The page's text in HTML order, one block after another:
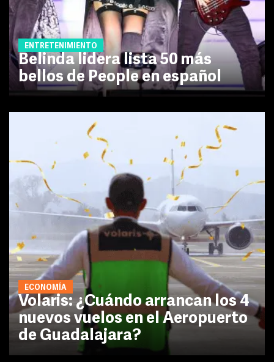
ENTRETENIMIENTO
Belinda lidera lista 50 más
bellos de People en español
ECONOMÍA
Volaris: ¿Cuándo arrancan los 4
nuevos vuelos en el Aeropuerto
de Guadalajara?